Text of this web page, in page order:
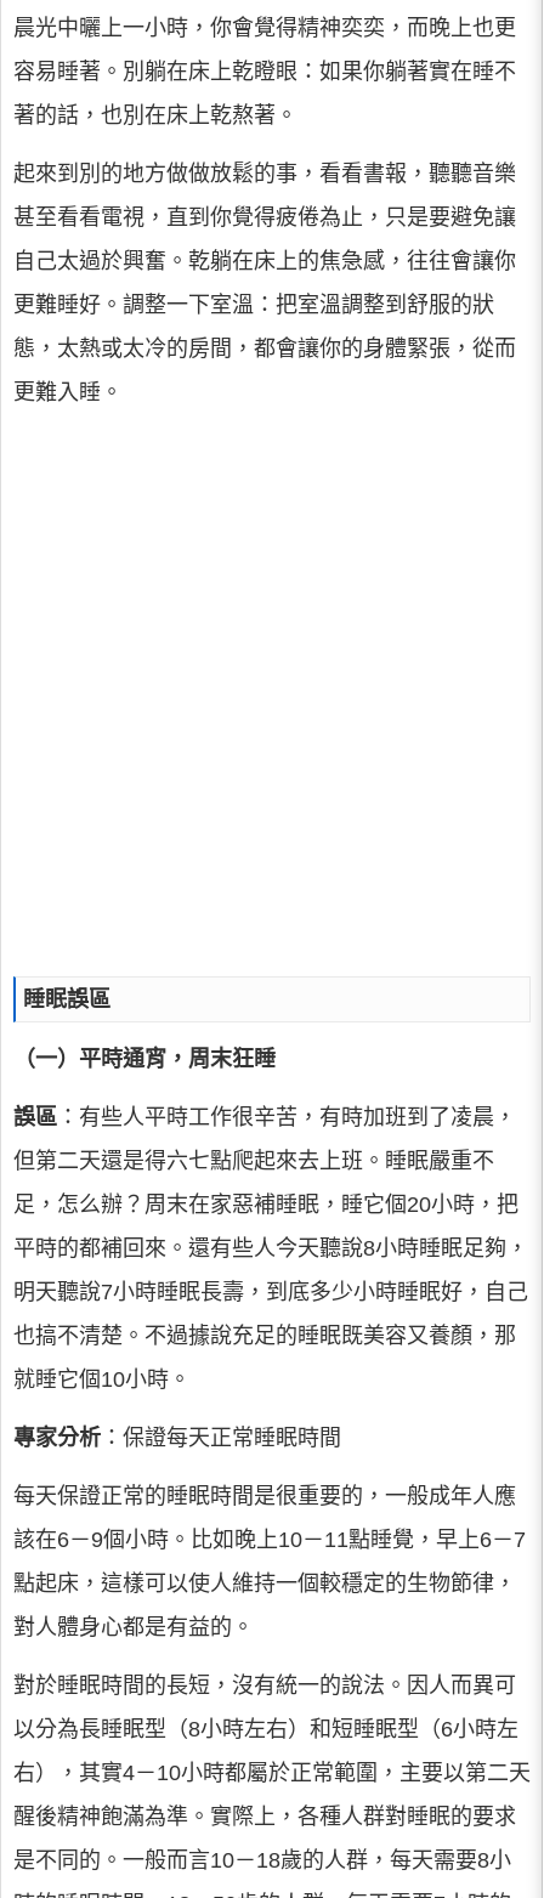
晨光中曬上一小時，你會覺得精神奕奕，而晚上也更
容易睡著。別躺在床上乾瞪眼：如果你躺著實在睡不
著的話，也別在床上乾熬著。
起來到別的地方做做放鬆的事，看看書報，聽聽音樂
甚至看看電視，直到你覺得疲倦為止，只是要避免讓
自己太過於興奮。乾躺在床上的焦急感，往往會讓你
更難睡好。調整一下室溫：把室溫調整到舒服的狀
態，太熱或太冷的房間，都會讓你的身體緊張，從而
更難入睡。
睡眠誤區
（一）平時通宵，周末狂睡
誤區 ：有些人平時工作很辛苦，有時加班到了凌晨，
但第二天還是得六七點爬起來去上班。睡眠嚴重不
足，怎么辦？周末在家惡補睡眠，睡它個20小時，把
平時的都補回來。還有些人今天聽說8小時睡眠足夠，
明天聽說7小時睡眠長壽，到底多少小時睡眠好，自己
也搞不清楚。不過據說充足的睡眠既美容又養顏，那
就睡它個10小時。
專家分析 ：保證每天正常睡眠時間
每天保證正常的睡眠時間是很重要的，一般成年人應
該在6－9個小時。比如晚上10－11點睡覺，早上6－7
點起床，這樣可以使人維持一個較穩定的生物節律，
對人體身心都是有益的。
對於睡眠時間的長短，沒有統一的說法。因人而異可
以分為長睡眠型（8小時左右）和短睡眠型（6小時左
右），其實4－10小時都屬於正常範圍，主要以第二天
醒後精神飽滿為準。實際上，各種人群對睡眠的要求
是不同的。一般而言10－18歲的人群，每天需要8小